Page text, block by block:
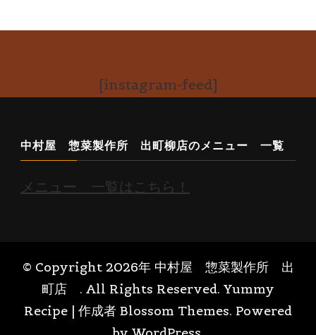
[instagram-feed]
中村屋 惣菜製作所 出町柳店のメニュー 一覧
メニュー 一覧はこちら！
© Copyright 2026年 中村屋 惣菜製作所 出
町店 . All Rights Reserved. Yummy
Recipe | 作成者 Blossom Themes. Powered